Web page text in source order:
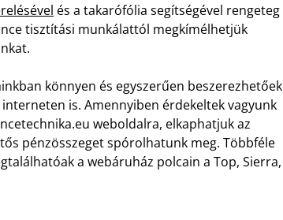
és a takarófólia segítségével rengeteg
tisztítási munkálattól megkímélhetjük
könnyen és egyszerűen beszerezhetőek
is. Amennyiben érdekeltek vagyunk
weboldalra, elkaphatjuk az
pénzösszeget spórolhatunk meg. Többféle
a webáruház polcain a Top, Sierra,